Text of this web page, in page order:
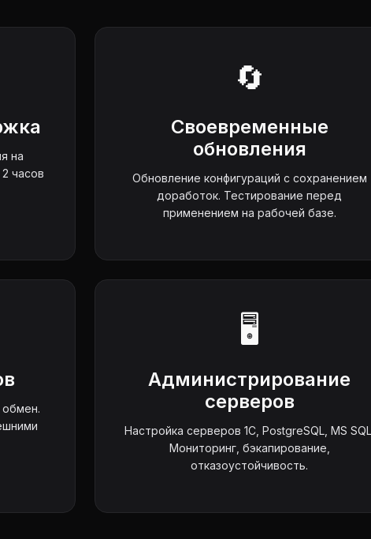
на
часов
🔄
Своевременные
обновления
Обновление конфигураций с сохранением
доработок. Тестирование перед
применением на рабочей базе.
обмен.
🖥️
Администрирование
серверов
Настройка серверов 1С, PostgreSQL, MS
Мониторинг, бэкапирование,
отказоустойчивость.